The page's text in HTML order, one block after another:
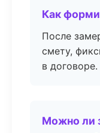
Как
После
смету,
в договоре.
Можно ли